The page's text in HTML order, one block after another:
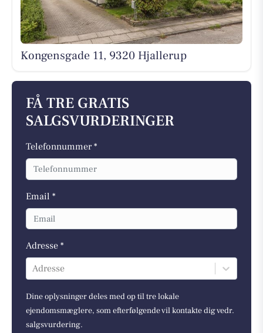
Kongensgade 11, 9320 Hjallerup
FÅ TRE GRATIS
SALGSVURDERINGER
Telefonnummer *
Email *
Adresse *
Adresse
Dine oplysninger deles med op til tre lokale
ejendomsmæglere, som efterfølgende vil kontakte dig vedr.
salgsvurdering.